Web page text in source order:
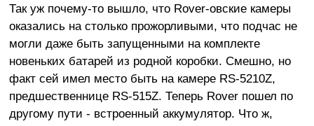
Так уж почему-то вышло, что Rover-овские камеры
оказались на столько прожорливыми, что подчас не
могли даже быть запущенными на комплекте
новеньких батарей из родной коробки. Смешно, но
факт сей имел место быть на камере RS-5210Z,
предшественнице RS-515Z. Теперь Rover пошел по
другому пути - встроенный аккумулятор. Что ж,